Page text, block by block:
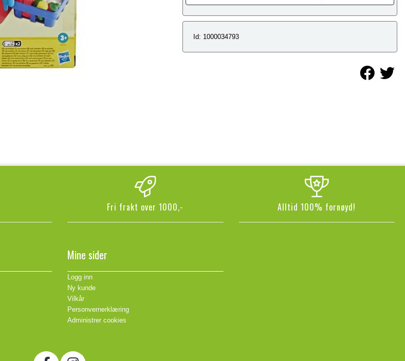
Id: 1000034793
Fri frakt over 1000,- Alltid 100% fornøyd!
Mine sider
Logg inn
Ny kunde
Vilkår
Personvernerklæring
Administrer cookies